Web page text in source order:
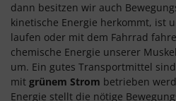
dann besitzen wir auch
kinetische Energie herkommt, ist
laufen oder mit dem Fahrrad
chemische Energie unserer
um. Ein gutes Transportmittel
mit grünem Strom betrieben
Energie stellt die nötige